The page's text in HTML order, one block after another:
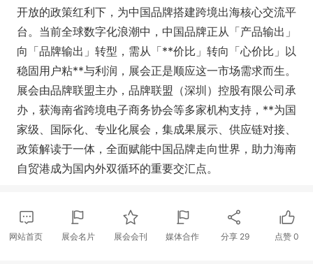
开放的政策红利下，为中国品牌搭建跨境出海核心交流平
台。当前全球数字化浪潮中，中国品牌正从「产品输出」
向「品牌输出」转型，需从「**价比」转向「心价比」以
稳固用户粘**与利润，展会正是顺应这一市场需求而生。
展会由品牌联盟主办，品牌联盟（深圳）控股有限公司承
办，获海南省跨境电子商务协会等多家机构支持，**为国
家级、国际化、专业化展会，集成果展示、供应链对接、
政策解读于一体，全面赋能中国品牌走向世界，助力海南
自贸港成为国内外双循环的重要交汇点。
网站首页 展会名片 展会会刊 媒体合作 分享 29 点赞0